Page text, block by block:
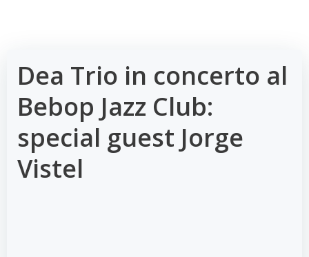
Dea Trio in concerto al
Bebop Jazz Club:
special guest Jorge
Vistel